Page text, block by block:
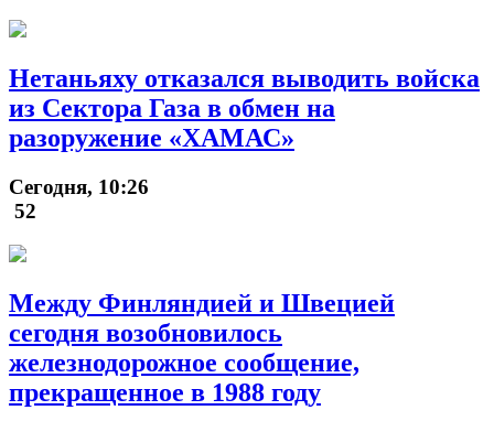
Нетаньяху отказался выводить войска
из Сектора Газа в обмен на
разоружение «ХАМАС»
Сегодня, 10:26
52
Между Финляндией и Швецией
сегодня возобновилось
железнодорожное сообщение,
прекращенное в 1988 году